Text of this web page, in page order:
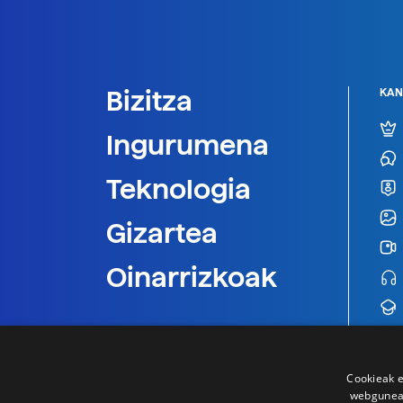
Bizitza
Ingurumena
Teknologia
Gizartea
Oinarrizkoak
Cookieak